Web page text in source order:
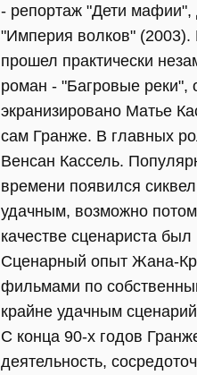
- репортаж "Дети мафии",
"Империя волков" (2003).
прошел практически
роман - "Багровые реки",
экранизировано Матье
сам Гранже. В главных
Венсан Кассель.
времени появился
удачным, возможно
качестве сценариста
Сценарный опыт Жана-
фильмами по
крайне удачным
С конца 90-х годов
деятельность,